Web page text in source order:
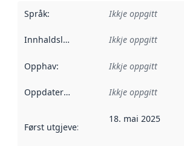
Språk: Ikkje oppgitt
Innhaldsleverandørar :
Ikkje oppgitt
Opphav: Ikkje oppgitt
Oppdateringsfrekvens :
Ikkje oppgitt
Først utgjeve:
18. mai 2025